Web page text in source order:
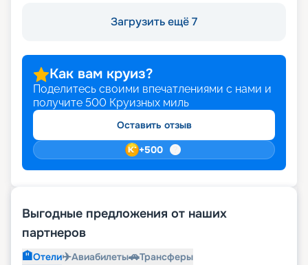
Загрузить ещё 7
Как вам круиз?
Поделитесь своими впечатлениями с нами и
получите 500 Круизных миль
Оставить отзыв
+500
Выгодные предложения от наших
партнеров
🏨Отели✈️Авиабилеты🚗Трансферы